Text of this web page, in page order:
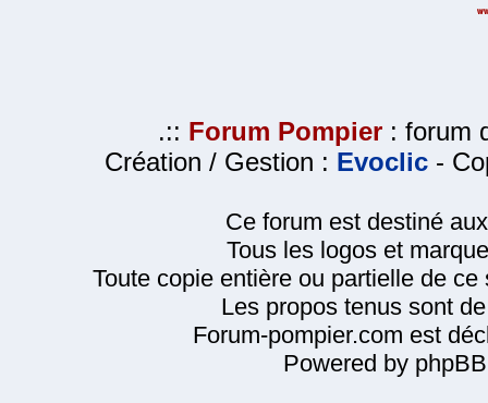
.:: Forum Pompier : forum
Création / Gestion : Evoclic -
Ce forum est destiné
Tous les logos et
Toute copie entière ou partielle de
Les propos tenus sont
Forum-pompier.com est
Powered by